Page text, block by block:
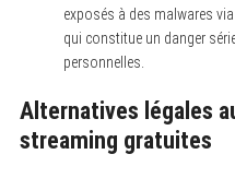
exposés à des malwares
qui constitue un danger
personnelles.
Alternatives légales
streaming gratuites